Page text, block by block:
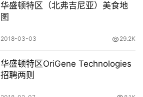
华盛顿特区（北弗吉尼亚）美食地
图
2018-03-03 29.2K
华盛顿特区OriGene Technologies
招聘两则